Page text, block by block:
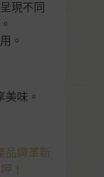
現不同
。
味。
品牌革新
！